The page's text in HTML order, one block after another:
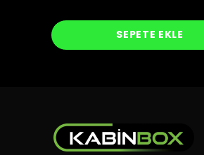
SEPETE EKLE